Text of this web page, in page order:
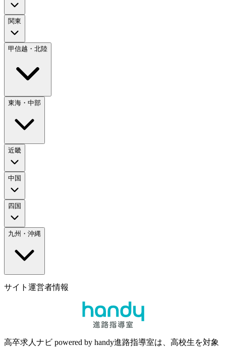
関東
甲信越・北陸
東海・中部
近畿
中国
四国
九州・沖縄
サイト運営者情報
高卒求人ナビ powered by handy進路指導室は、高校生を対象